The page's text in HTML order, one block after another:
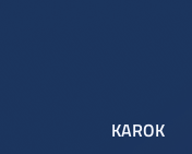
KAROK